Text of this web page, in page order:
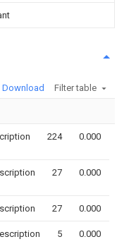
Download Filter table
224 0.000
27 0.000
27 0.000
5 0.000